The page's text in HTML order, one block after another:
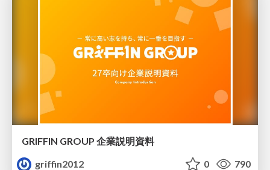
GRIFFIN GROUP 企業説明資料
griffin2012
0 790